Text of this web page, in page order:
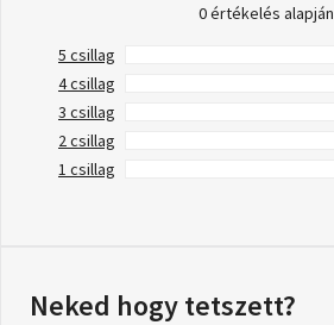
0 értékelés alapján
5 csillag
4 csillag
3 csillag
2 csillag
1 csillag
Neked hogy tetszett?